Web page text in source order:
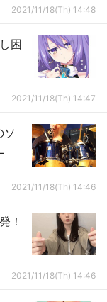
2021/11/18(Th) 14:48
困
2021/11/18(Th) 14:47
ソ
2021/11/18(Th) 14:46
！
2021/11/18(Th) 14:46